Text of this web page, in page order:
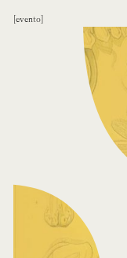
evento